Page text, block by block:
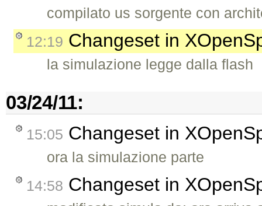
compilato us sorgente con
12:19 Changeset in
la simulazione legge dalla flash
03/24/11:
15:05 Changeset in
ora la simulazione parte
14:58 Changeset in